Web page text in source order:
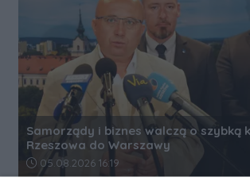
Samorządy i biznes walczą o szybką
Rzeszowa do Warszawy
Data dodania artykułu:
05.08.2026 16:19